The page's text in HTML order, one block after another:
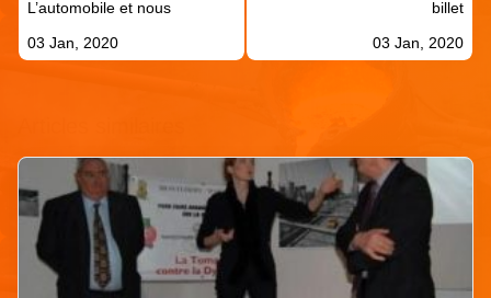
l’article
L’automobile et nous
03 Jan, 2020
billet
03 Jan, 2020